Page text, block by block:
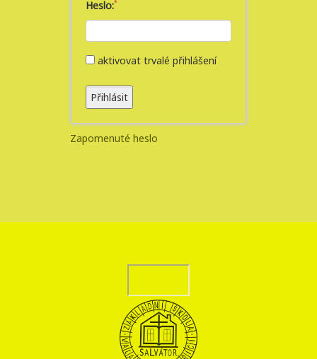
Heslo:
aktivovat trvalé přihlášení
Přihlásit
Zapomenuté heslo